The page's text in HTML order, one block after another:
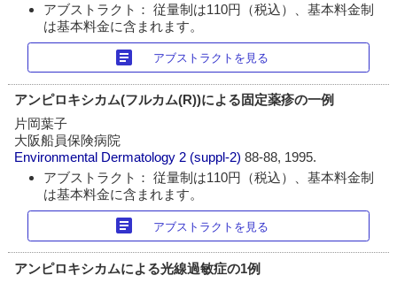
アブストラクト： 従量制は110円（税込）、基本料金制
は基本料金に含まれます。
article アブストラクトを見る
アンピロキシカム(フルカム(R))による固定薬疹の一例
片岡葉子
大阪船員保険病院
Environmental Dermatology 2 (suppl-2)88-88, 1995.
アブストラクト： 従量制は110円（税込）、基本料金制
は基本料金に含まれます。
article アブストラクトを見る
アンピロキシカムによる光線過敏症の1例